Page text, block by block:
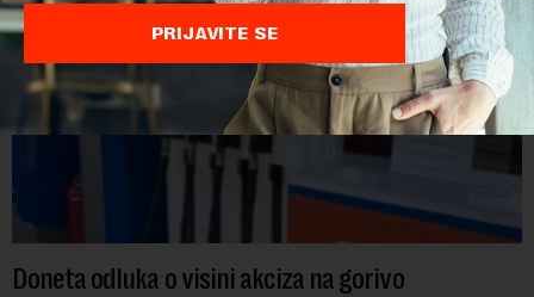
Doneta odluka o visini akciza na gorivo
PRIJAVITE SE